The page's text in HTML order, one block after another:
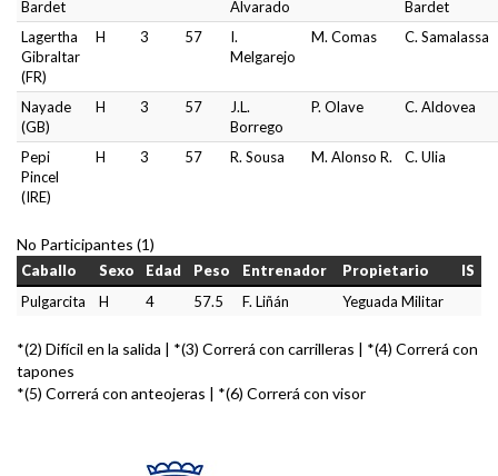
Bardet
Alvarado
Bardet
Lagertha
Gibraltar
(FR)
H 3 57
I.
Melgarejo
M. Comas C. Samalassa
Nayade
(GB)
H 3 57
J.L.
Borrego
P. Olave C. Aldovea
Pepi
Pincel
(IRE)
H 3 57 R. Sousa M. Alonso R. C. Ulia
No Participantes (1)
Caballo Sexo Edad Peso Entrenador Propietario
IS
Pulgarcita
H 4 57.5 F. Liñán Yeguada Militar
*(2) Difícil en la salida | *(3) Correrá con carrilleras | *(4) Correrá con
tapones
*(5) Correrá con anteojeras | *(6) Correrá con visor